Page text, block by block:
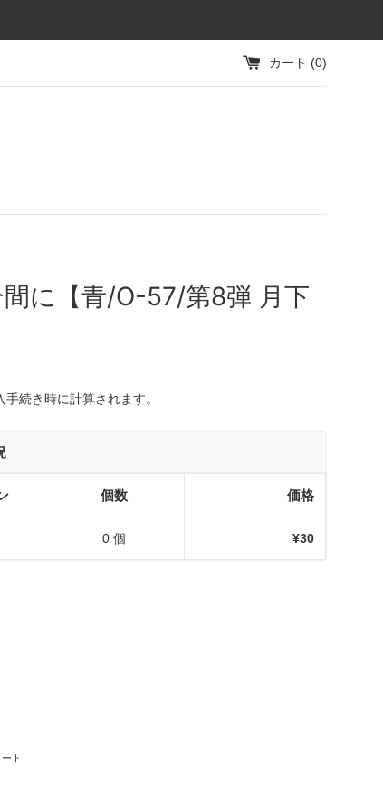
カート (0)
に【青/O-57/第8弾 月下
手続き時に計算されます。
個数 価格
0 個 ¥30
シェアする
ト